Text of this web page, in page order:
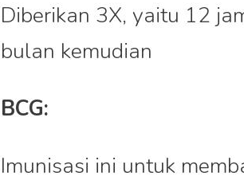
Diberikan 3X, yaitu 12
bulan kemudian
BCG:
Imunisasi ini untuk